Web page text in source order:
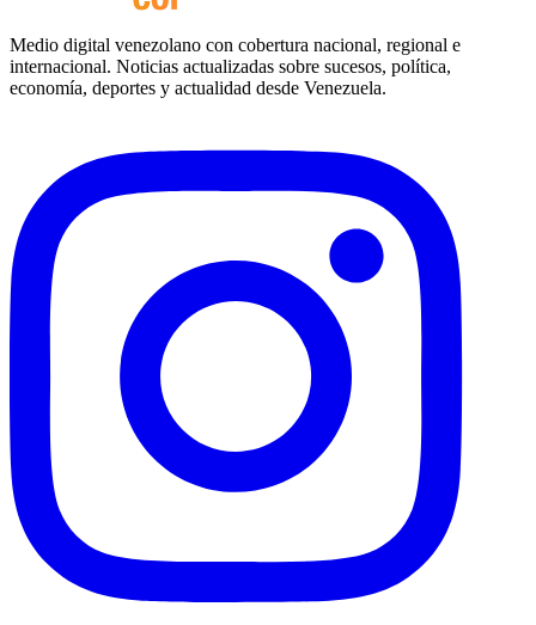
Medio digital venezolano con cobertura nacional, regional e
internacional. Noticias actualizadas sobre sucesos, política,
economía, deportes y actualidad desde Venezuela.